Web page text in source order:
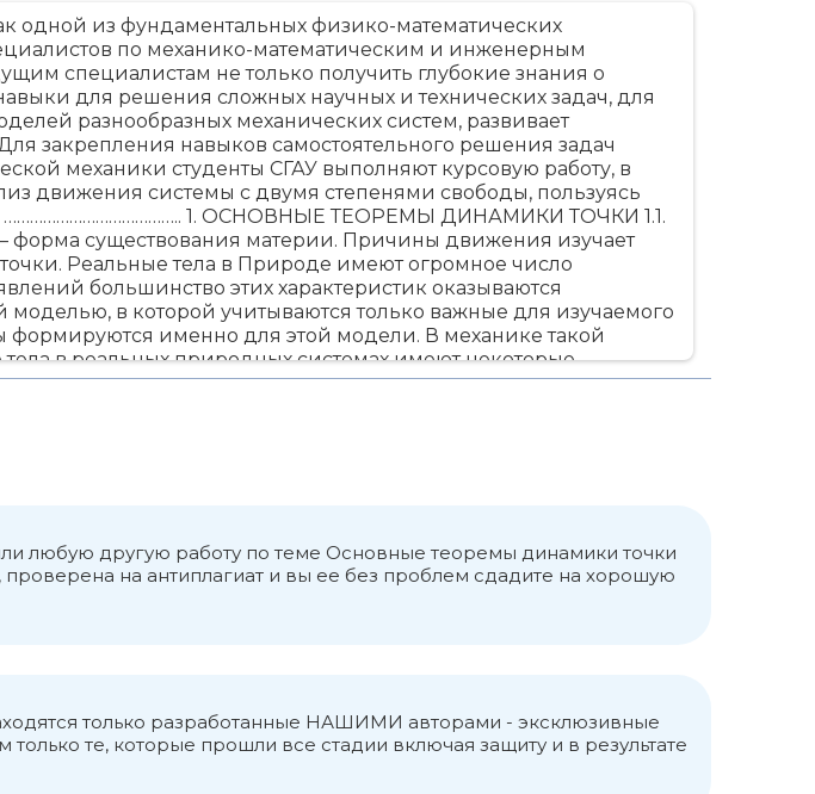
одной из фундаментальных физико-математических
по механико-математическим и инженерным
специалистам не только получить глубокие знания о
для решения сложных научных и технических задач, для
разнообразных механических систем, развивает
закрепления навыков самостоятельного решения задач
механики студенты СГАУ выполняют курсовую работу, в
движения системы с двумя степенями свободы, пользуясь
………………………………….. 1. ОСНОВНЫЕ ТЕОРЕМЫ ДИНАМИКИ ТОЧКИ 1.1.
существования материи. Причины движения изучает
Реальные тела в Природе имеют огромное число
большинство этих характеристик оказываются
в которой учитываются только важные для изучаемого
формируются именно для этой модели. В механике такой
в реальных природных системах имеют некоторые
(если это возможно), что все точки тела движутся
этой одной точке, а сама точка выбирается так, чтобы
эквивалентен результату этих же сил, прилагаемых к телу –
Второй Закон описывает это взаимодействие, вводит
и позволяет определить результат взаимодействия –
движение медленнее, чем менее массивное. Для
другое используется другая мера – сила. Сила показывает,
Сила – векторная величина, у нее есть точка приложения,
любую другую работу по теме Основные теоремы динамики точки
на антиплагиат и вы ее без проблем сдадите на хорошую
только разработанные НАШИМИ авторами - эксклюзивные
те, которые прошли все стадии включая защиту и в результате